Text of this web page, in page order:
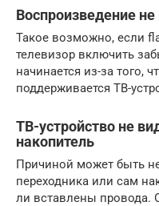
Воспроизведение не
Такое возможно, если
телевизор включить
начинается из-за того,
поддерживается ТВ-
ТВ-устройство не
накопитель
Причиной может быть
переходника или сам
ли вставлены провода.